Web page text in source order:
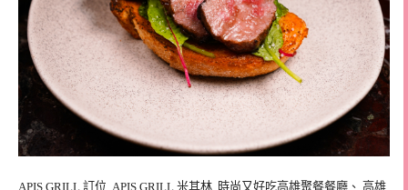
APIS GRILL 訂位 APIS GRILL 米其林 時尚又好吃高雄聚餐餐廳、 高雄